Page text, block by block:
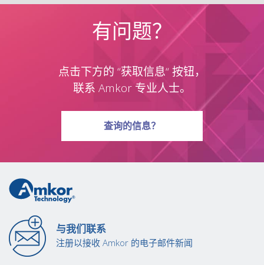
有问题？
点击下方的 “获取信息“ 按钮，
联系 Amkor 专业人士。
查询有关问题
的信息？
与我们联系
注册以接收 Amkor 的电子邮件新闻